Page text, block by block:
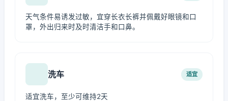
天气条件易诱发过敏，宜穿长衣长裤并佩戴好眼镜和口
罩，外出归来时及时清洁手和口鼻。
洗车 适宜
适宜洗车，至少可维持2天